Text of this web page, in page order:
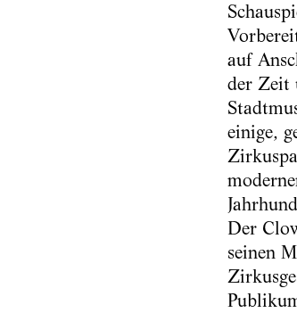
auf
der Zeit
einige,
Der
seinen